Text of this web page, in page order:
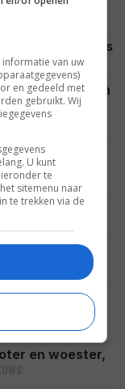
uit naar Nolans
NIEUWS
verbannen in
bij je binnen"
exact
wil
films in de
rij
op de sub
los in 'Mutiny'
is
en woester,
van uw
en gedeeld met
gebruikt. Wij
U kunt
te
sitemenu naar
te trekken via de